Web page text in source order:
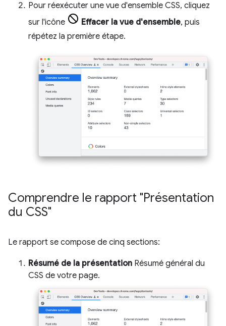
Pour réexécuter une vue d'ensemble CSS, cliquez
sur l'icône
Effacer la vue d'ensemble, puis
répétez la première étape.
Comprendre le rapport "Présentation
du CSS"
Le rapport se compose de cinq sections:
Résumé de la présentation Résumé général du
CSS de votre page.